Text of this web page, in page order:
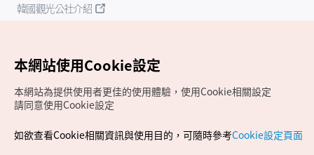
韓國觀光公社介紹
Copyrights (c) 韓國觀光公社版權所有
本網站使用Cookie設定
本網站為提供使用者更佳的使用體驗，使用Cookie相關設定
請同意使用Cookie設定
如欲查看Cookie相關資訊與使用目的，可隨時參考Cookie設定頁面